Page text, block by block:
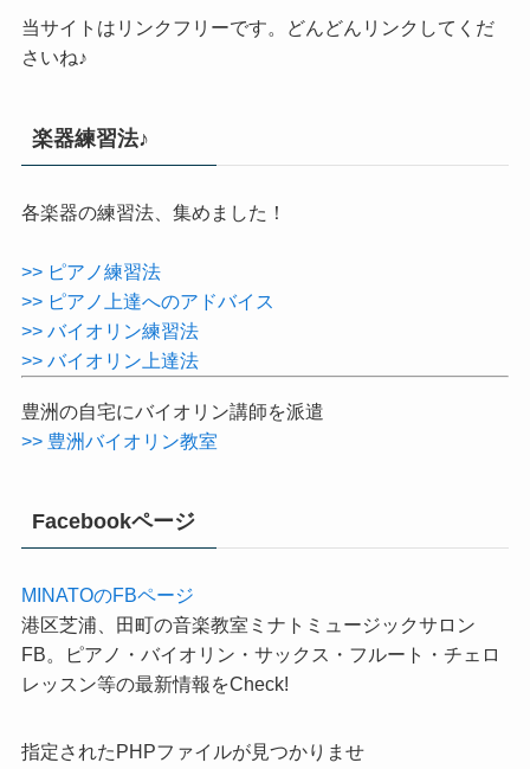
当サイトはリンクフリーです。どんどんリンクしてくだ
さいね♪
楽器練習法♪
各楽器の練習法、集めました！
>> ピアノ練習法
>> ピアノ上達へのアドバイス
>> バイオリン練習法
>> バイオリン上達法
豊洲の自宅にバイオリン講師を派遣
>> 豊洲バイオリン教室
Facebookページ
MINATOのFBページ
港区芝浦、田町の音楽教室ミナトミュージックサロン
FB。ピアノ・バイオリン・サックス・フルート・チェロ
レッスン等の最新情報をCheck!
指定されたPHPファイルが見つかりませ